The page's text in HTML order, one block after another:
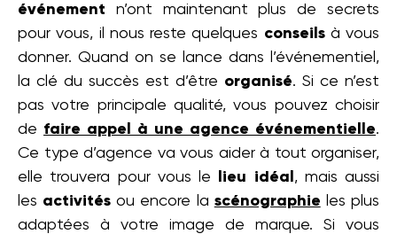
événement n’ont maintenant plus de secrets
pour vous, il nous reste quelques conseilsà vous
donner. Quand on se lance dans l’événementiel,
la clé du succès est d’être organisé. Si ce n’est
pas votre principale qualité, vous pouvez choisir
de faire appel à une agence événementielle.
Ce type d’agence va vous aider à tout organiser,
elle trouvera pour vous le
lieu idéal , mais aussi
les activités ou encore la scénographie les plus
adaptées à votre image de marque. Si vous